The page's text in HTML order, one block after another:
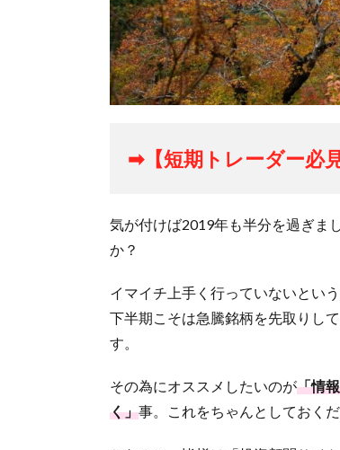
➡【短期トレーダー必
気が付けば2019年も半分を過ぎま
か？
イマイチ上手く行っていないとい
下半期こそは急騰銘柄を先取りし
す。
その為にオススメしたいのが「情
く」事。これをちゃんとしておく